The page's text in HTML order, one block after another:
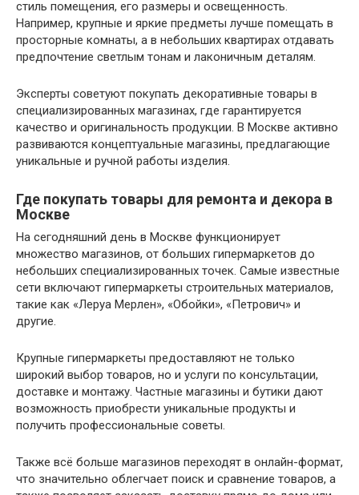
стиль помещения, его размеры и освещенность.
Например, крупные и яркие предметы лучше помещать в
просторные комнаты, а в небольших квартирах отдавать
предпочтение светлым тонам и лаконичным деталям.
Эксперты советуют покупать декоративные товары в
специализированных магазинах, где гарантируется
качество и оригинальность продукции. В Москве активно
развиваются концептуальные магазины, предлагающие
уникальные и ручной работы изделия.
Где покупать товары для ремонта и декора в
Москве
На сегодняшний день в Москве функционирует
множество магазинов, от больших гипермаркетов до
небольших специализированных точек. Самые известные
сети включают гипермаркеты строительных материалов,
такие как «Леруа Мерлен», «Обойки», «Петрович» и
другие.
Крупные гипермаркеты предоставляют не только
широкий выбор товаров, но и услуги по консультации,
доставке и монтажу. Частные магазины и бутики дают
возможность приобрести уникальные продукты и
получить профессиональные советы.
Также всё больше магазинов переходят в онлайн-формат,
что значительно облегчает поиск и сравнение товаров, а